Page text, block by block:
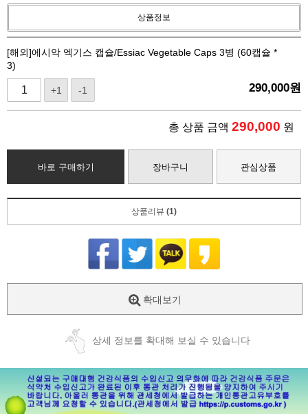
상품정보
[해외]에시악 엑기스 캡슐/Essiac Vegetable Caps 3병 (60캡슐 *
3)
+1 -1 290,000원
총 상품 금액 290,000 원
바로 구매하기 장바구니 관심상품
상품리뷰 (1)
확대보기
상세 정보를 확대해 보실 수 있습니다